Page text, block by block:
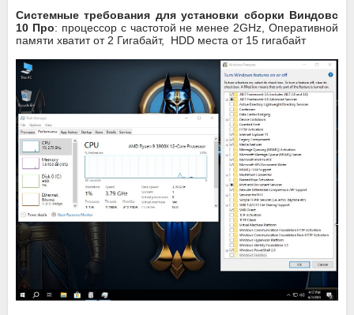
Системные требования для установки сборки Виндовс
10 Про: процессор с частотой не менее 2GHz, Оперативной
памяти хватит от 2 Гигабайт, HDD места от 15 гигабайт